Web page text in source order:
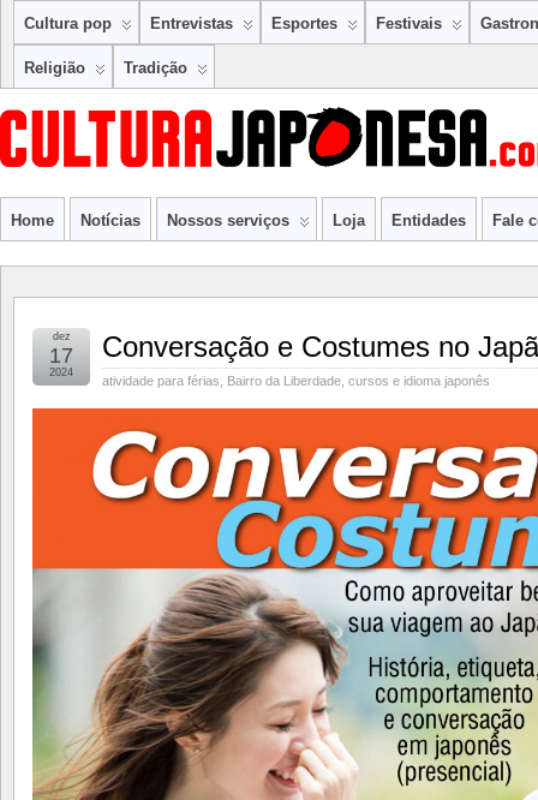
Cultura pop Entrevistas Esportes Festivais
Religião Tradição
Home Notícias Nossos serviços Loja Entidades Fale
Conversação e Costumes no
atividade para férias Bairro da Liberdade cursos e idioma japonês
dez
17
2024